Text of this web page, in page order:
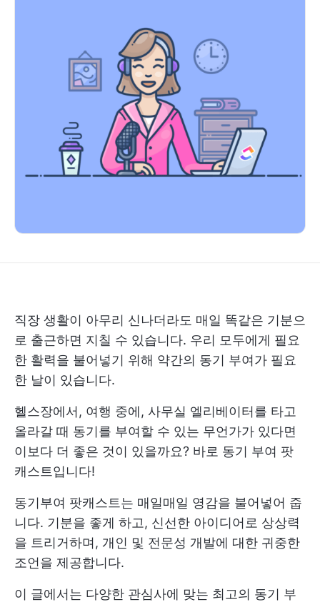
직장 생활이 아무리 신나더라도 매일 똑같은 기분으
로 출근하면 지칠 수 있습니다. 우리 모두에게 필요
한 활력을 불어넣기 위해 약간의 동기 부여가 필요
한 날이 있습니다.
헬스장에서, 여행 중에, 사무실 엘리베이터를 타고
올라갈 때 동기를 부여할 수 있는 무언가가 있다면
이보다 더 좋은 것이 있을까요? 바로 동기 부여 팟
캐스트입니다!
동기부여 팟캐스트는 매일매일 영감을 불어넣어 줍
니다. 기분을 좋게 하고, 신선한 아이디어로 상상력
을 트리거하며, 개인 및 전문성 개발에 대한 귀중한
조언을 제공합니다.
이 글에서는 다양한 관심사에 맞는 최고의 동기 부